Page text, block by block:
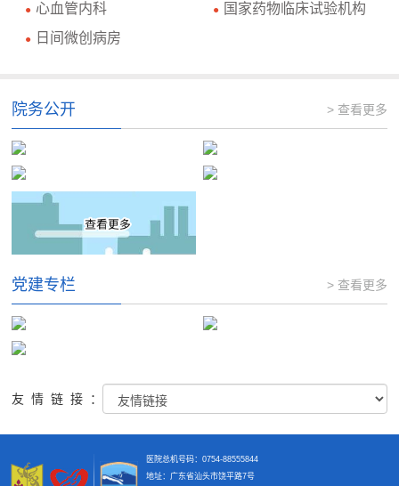
● 心血管内科 ● 国家药物临床试验机构
● 日间微创病房
院务公开 > 查看更多
党建专栏 > 查看更多
友情链接：
医院总机号码：0754-88555844
地址：广东省汕头市饶平路7号